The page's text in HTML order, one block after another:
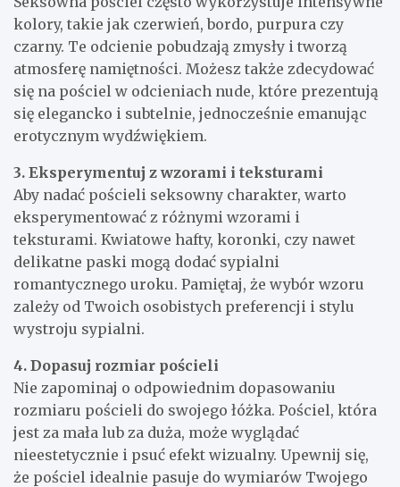
kolory, takie jak czerwień, bordo, purpura czy
czarny. Te odcienie pobudzają zmysły i tworzą
atmosferę namiętności. Możesz także zdecydować
się na pościel w odcieniach nude, które prezentują
się elegancko i subtelnie, jednocześnie emanując
erotycznym wydźwiękiem.
3. Eksperymentuj z wzorami i teksturami
Aby nadać pościeli seksowny charakter, warto
eksperymentować z różnymi wzorami i
teksturami. Kwiatowe hafty, koronki, czy nawet
delikatne paski mogą dodać sypialni
romantycznego uroku. Pamiętaj, że wybór wzoru
zależy od Twoich osobistych preferencji i stylu
wystroju sypialni.
4. Dopasuj rozmiar pościeli
Nie zapominaj o odpowiednim dopasowaniu
rozmiaru pościeli do swojego łóżka. Pościel, która
jest za mała lub za duża, może wyglądać
nieestetycznie i psuć efekt wizualny. Upewnij się,
że pościel idealnie pasuje do wymiarów Twojego